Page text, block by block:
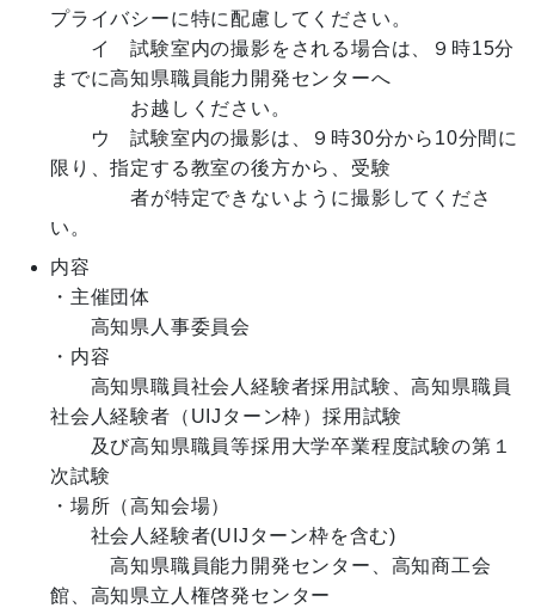
プライバシーに特に配慮してください。
イ　試験室内の撮影をされる場合は、９時15分
までに高知県職員能力開発センターへ
お越しください。
ウ　試験室内の撮影は、９時30分から10分間に
限り、指定する教室の後方から、受験
者が特定できないように撮影してくださ
い。
内容
・主催団体
高知県人事委員会
・内容
高知県職員社会人経験者採用試験、高知県職員
社会人経験者（UIJターン枠）採用試験
及び高知県職員等採用大学卒業程度試験の第１
次試験
・場所（高知会場）
社会人経験者(UIJターン枠を含む)
高知県職員能力開発センター、高知商工会
館、高知県立人権啓発センター